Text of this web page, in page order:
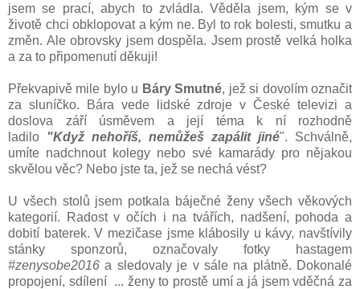
jsem se prací, abych to zvládla. Věděla jsem, kým se v
životě chci obklopovat a kým ne. Byl to rok bolesti, smutku a
změn. Ale obrovsky jsem dospěla. Jsem prostě velká holka
a za to připomenutí děkuji!
Překvapivě mile bylo u Báry Smutné, jež si dovolím označit
za sluníčko. Bára vede lidské zdroje v České televizi a
doslova září úsměvem a její téma k ní rozhodně
ladilo "Když nehoříš, nemůžeš zapálit jiné". Schválně,
umíte nadchnout kolegy nebo své kamarády pro nějakou
skvělou věc? Nebo jste ta, jež se nechá vést?
U všech stolů jsem potkala báječné ženy všech věkových
kategorií. Radost v očích i na tvářích, nadšení, pohoda a
dobití baterek. V mezičase jsme klábosily u kávy, navštívily
stánky sponzorů, označovaly fotky hastagem
#zenysobe2016 a sledovaly je v sále na plátně. Dokonalé
propojení, sdílení ... ženy to prostě umí a já jsem vděčná za